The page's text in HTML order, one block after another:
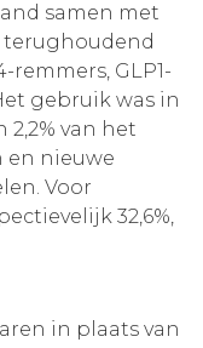
samen met
terughoudend
GLP1-
gebruik was in
2,2% van het
en nieuwe
Voor
32,6%,
in plaats van